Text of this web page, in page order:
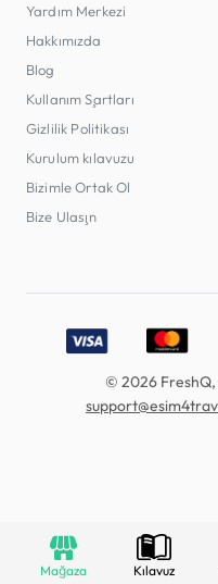
Yardım Merkezi
Hakkımızda
Blog
Kullanım Şartları
Gizlilik Politikası
Kurulum kılavuzu
Bizimle Ortak Ol
Bize Ulaşın
Accepted payment
© 2026 FreshQ,
Mağaza Kılavuz